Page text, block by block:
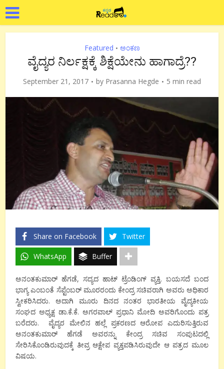
Featured • ಅಂಕಣ
ವೈದ್ಯರ ನಿರ್ಲಕ್ಷಕ್ಕೆ ಶಿಕ್ಷೆಯೇನು ಹಾಗಾದ್ರೆ??
September 21, 2017 by Prasanna Hegde 5 min read
Share on Facebook Twitter
WhatsApp Buffer
ಅನಂತಕುಮಾರ್ ಹೆಗಡೆ, ಸದ್ಯದ ಹಾಟ್ ಟ್ರೆಂಡಿಂಗ್ ವ್ಯಕ್ತಿ. ಬಯಸದೆ ಬಂದ
ಭಾಗ್ಯ ಎಂಬಂತೆ ಸೆಪ್ಟೆಂಬರ್ ಮೂರರಂದು ಕೇಂದ್ರ ಸಚಿವರಾಗಿ ಅವರು ಅಧಿಕಾರ
ಸ್ವೀಕರಿಸಿದರು. ಅದಾಗಿ ಮೂರು ದಿನದ ನಂತರ ಭಾರತೀಯ ವೈದ್ಯಕೀಯ
ಸಂಘದ ಅಧ್ಯಕ್ಷ ಡಾ.ಕೆ.ಕೆ. ಅಗರವಾಲ್‌ ಪ್ರಧಾನಿ ಮೋದಿ ಅವರಿಗೊಂದು ಪತ್ರ
ಬರೆದರು. ವೈದ್ಯರ ಮೇಲಿನ ಹಲ್ಲೆ ಪ್ರಕರಣದ ಆರೋಪ ಎದುರಿಸುತ್ತಿರುವ
ಅನಂತಕುಮಾರ್‌ ಹೆಗಡೆ ಅವರನ್ನು ಕೇಂದ್ರ ಸಚಿವ ಸಂಪುಟದಲ್ಲಿ
ಸೇರಿಸಿಕೊಂಡಿರುವುದಕ್ಕೆ ತೀವ್ರ ಆಕ್ಷೇಪ ವ್ಯಕ್ತಪಡಿಸಿರುವುದೇ ಆ ಪತ್ರದ ಮೂಲ
ವಿಷಯ.